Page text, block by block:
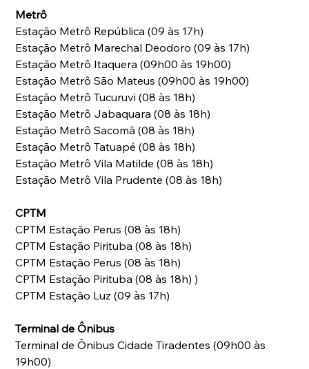
Metrô
Estação Metrô República (09 às 17h)
Estação Metrô Marechal Deodoro (09 às 17h)
Estação Metrô Itaquera (09h00 às 19h00)
Estação Metrô São Mateus (09h00 às 19h00)
Estação Metrô Tucuruvi (08 às 18h)
Estação Metrô Jabaquara (08 às 18h)
Estação Metrô Sacomã (08 às 18h)
Estação Metrô Tatuapé (08 às 18h)
Estação Metrô Vila Matilde (08 às 18h)
Estação Metrô Vila Prudente (08 às 18h)
CPTM
CPTM Estação Perus (08 às 18h)
CPTM Estação Pirituba (08 às 18h)
CPTM Estação Perus (08 às 18h)
CPTM Estação Pirituba (08 às 18h) )
CPTM Estação Luz (09 às 17h)
Terminal de Ônibus
Terminal de Ônibus Cidade Tiradentes (09h00 às
19h00)